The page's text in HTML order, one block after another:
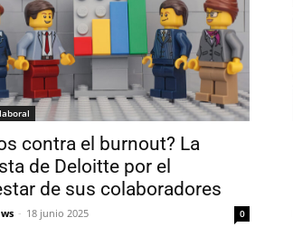
contra el burnout? La
de Deloitte por el
de sus colaboradores
- 18 junio 2025 0